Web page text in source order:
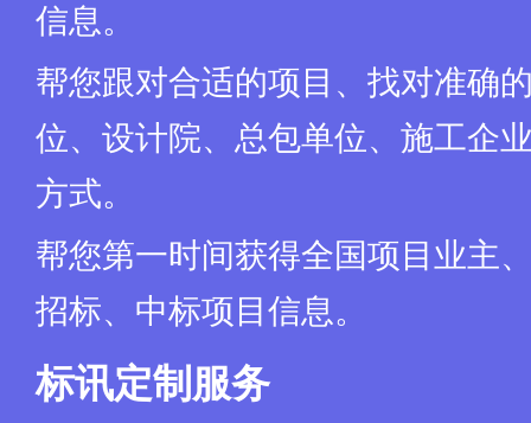
信息。
帮您跟对合适的项目、找对准确
位、设计院、总包单位、施工企
方式。
帮您第一时间获得全国项目业主
招标、中标项目信息。
标讯定制服务